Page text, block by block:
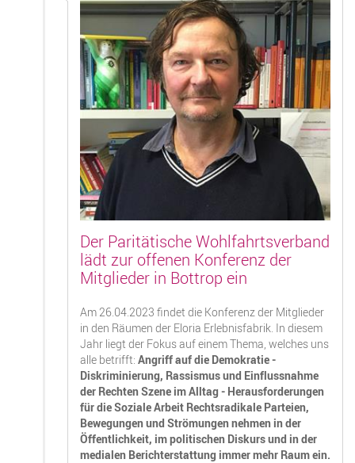
Der Paritätische Wohlfahrtsverband
lädt zur offenen Konferenz der
Mitglieder in Bottrop ein
Am 26.04.2023 findet die Konferenz der Mitglieder
in den Räumen der Eloria Erlebnisfabrik. In diesem
Jahr liegt der Fokus auf einem Thema, welches uns
alle betrifft: Angriff auf die Demokratie -
Diskriminierung, Rassismus und Einflussnahme
der Rechten Szene im Alltag - Herausforderungen
für die Soziale Arbeit Rechtsradikale Parteien,
Bewegungen und Strömungen nehmen in der
Öffentlichkeit, im politischen Diskurs und in der
medialen Berichterstattung immer mehr Raum ein.